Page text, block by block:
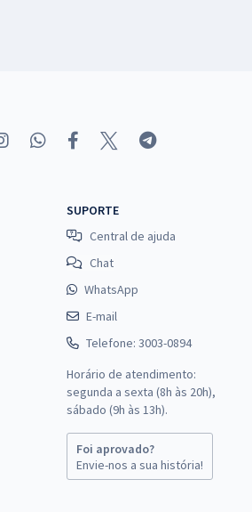
SUPORTE
Central de ajuda
Chat
WhatsApp
E-mail
Telefone: 3003-0894
Horário de atendimento:
segunda a sexta (8h às 20h),
sábado (9h às 13h).
Foi aprovado?
Envie-nos a sua história!